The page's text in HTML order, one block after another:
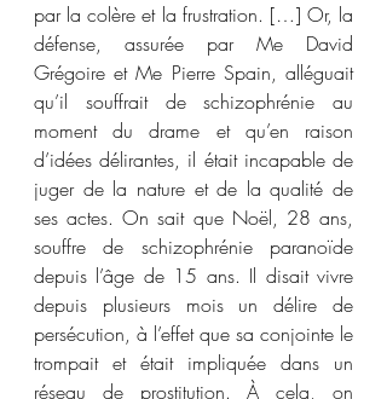
par la colère et la frustration. […] Or, la
défense, assurée par Me David
Grégoire et Me Pierre Spain, alléguait
qu’il souffrait de schizophrénie au
moment du drame et qu’en raison
d’idées délirantes, il était incapable de
juger de la nature et de la qualité de
ses actes. On sait que Noël, 28 ans,
souffre de schizophrénie paranoïde
depuis l’âge de 15 ans. Il disait vivre
depuis plusieurs mois un délire de
persécution, à l’effet que sa conjointe le
trompait et était impliquée dans un
réseau de prostitution. À cela, on